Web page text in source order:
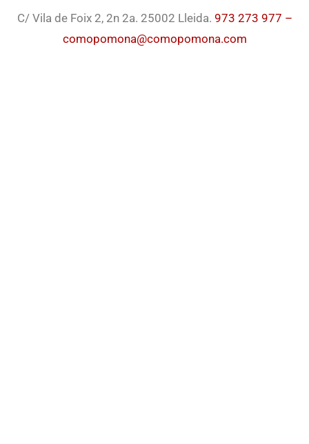
C/ Vila de Foix 2, 2n 2a. 25002 Lleida. 973 273 977 –
comopomona@comopomona.com